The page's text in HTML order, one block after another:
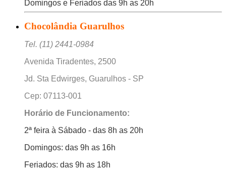
Domingos e Feriados das 9h as 20h
Chocolândia Guarulhos
Tel. (11) 2441-0984
Avenida Tiradentes, 2500
Jd. Sta Edwirges, Guarulhos - SP
Cep: 07113-001
Horário de Funcionamento:
2ª feira à Sábado - das 8h as 20h
Domingos: das 9h as 16h
Feriados: das 9h as 18h